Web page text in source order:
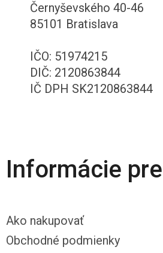
Černyševského 40-46
85101 Bratislava
IČO: 51974215
DIČ: 2120863844
IČ DPH SK2120863844
Informácie
Ako nakupovať
Obchodné podmienky